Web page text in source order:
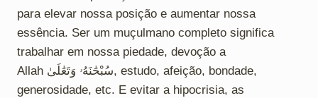
para elevar nossa posição e aumentar nossa
essência. Ser um muçulmano completo significa
trabalhar em nossa piedade, devoção a
Allah سُبْحَٰنَهُۥ وَتَعَٰلَىٰ, estudo, afeição, bondade,
generosidade, etc. E evitar a hipocrisia, as